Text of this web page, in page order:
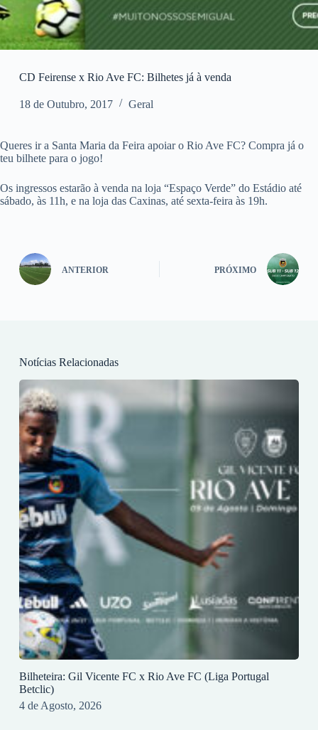
CD Feirense x Rio Ave FC: Bilhetes já à venda
18 de Outubro, 2017 Geral
Queres ir a Santa Maria da Feira apoiar o Rio Ave FC? Compra já o
teu bilhete para o jogo!
Os ingressos estarão à venda na loja “Espaço Verde” do Estádio até
sábado, às 11h, e na loja das Caxinas, até sexta-feira às 19h.
ANTERIOR PRÓXIMO
Notícias Relacionadas
Bilheteira: Gil Vicente FC x Rio Ave FC (Liga Portugal
Betclic)
4 de Agosto, 2026